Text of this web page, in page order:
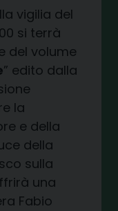
vigilia del
si terrà
del volume
” edito dalla
la
e della
della
sulla
una
Fabio